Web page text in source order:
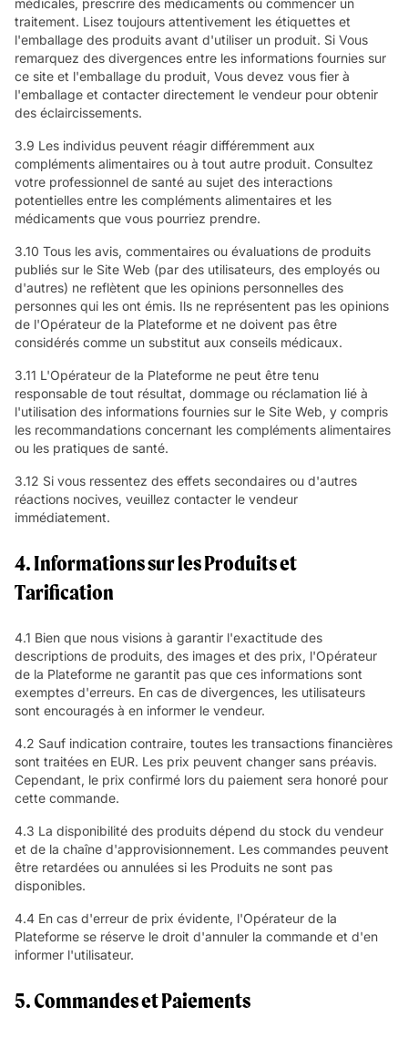
médicales, prescrire des médicaments ou commencer un
traitement. Lisez toujours attentivement les étiquettes et
l'emballage des produits avant d'utiliser un produit. Si Vous
remarquez des divergences entre les informations fournies sur
ce site et l'emballage du produit, Vous devez vous fier à
l'emballage et contacter directement le vendeur pour obtenir
des éclaircissements.
3.9 Les individus peuvent réagir différemment aux
compléments alimentaires ou à tout autre produit. Consultez
votre professionnel de santé au sujet des interactions
potentielles entre les compléments alimentaires et les
médicaments que vous pourriez prendre.
3.10 Tous les avis, commentaires ou évaluations de produits
publiés sur le Site Web (par des utilisateurs, des employés ou
d'autres) ne reflètent que les opinions personnelles des
personnes qui les ont émis. Ils ne représentent pas les opinions
de l'Opérateur de la Plateforme et ne doivent pas être
considérés comme un substitut aux conseils médicaux.
3.11 L'Opérateur de la Plateforme ne peut être tenu
responsable de tout résultat, dommage ou réclamation lié à
l'utilisation des informations fournies sur le Site Web, y compris
les recommandations concernant les compléments alimentaires
ou les pratiques de santé.
3.12 Si vous ressentez des effets secondaires ou d'autres
réactions nocives, veuillez contacter le vendeur
immédiatement.
4. Informations sur les Produits et
Tarification
4.1 Bien que nous visions à garantir l'exactitude des
descriptions de produits, des images et des prix, l'Opérateur
de la Plateforme ne garantit pas que ces informations sont
exemptes d'erreurs. En cas de divergences, les utilisateurs
sont encouragés à en informer le vendeur.
4.2 Sauf indication contraire, toutes les transactions financières
sont traitées en EUR. Les prix peuvent changer sans préavis.
Cependant, le prix confirmé lors du paiement sera honoré pour
cette commande.
4.3 La disponibilité des produits dépend du stock du vendeur
et de la chaîne d'approvisionnement. Les commandes peuvent
être retardées ou annulées si les Produits ne sont pas
disponibles.
4.4 En cas d'erreur de prix évidente, l'Opérateur de la
Plateforme se réserve le droit d'annuler la commande et d'en
informer l'utilisateur.
5. Commandes et Paiements